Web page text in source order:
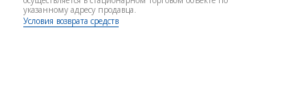
указанному адресу продавца.
Условия возврата средств